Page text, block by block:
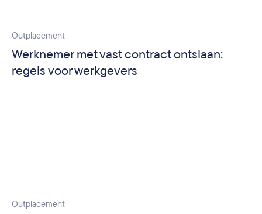
Outplacement
Werknemer met vast contract ontslaan:
regels voor werkgevers
Outplacement